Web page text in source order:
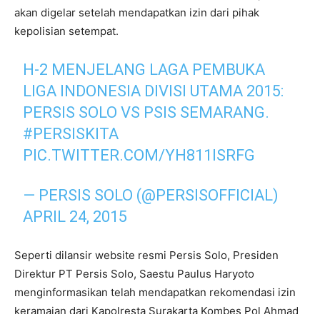
akan digelar setelah mendapatkan izin dari pihak
kepolisian setempat.
H-2 MENJELANG LAGA PEMBUKA
LIGA INDONESIA DIVISI UTAMA 2015:
PERSIS SOLO VS PSIS SEMARANG.
#PERSISKITA
PIC.TWITTER.COM/YH811ISRFG
— PERSIS SOLO (@PERSISOFFICIAL)
APRIL 24, 2015
Seperti dilansir website resmi Persis Solo, Presiden
Direktur PT Persis Solo, Saestu Paulus Haryoto
menginformasikan telah mendapatkan rekomendasi izin
keramaian dari Kapolresta Surakarta Kombes Pol Ahmad